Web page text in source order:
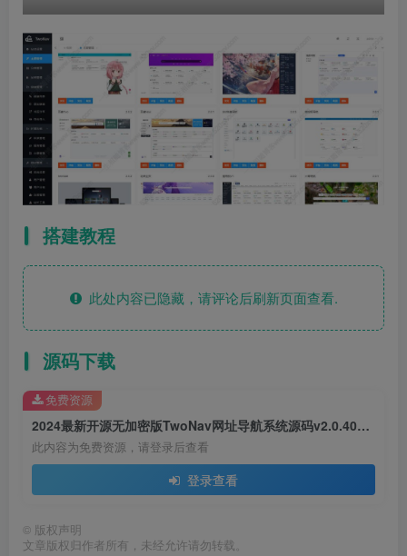
搭建教程
此处内容已隐藏，请评论后刷新页面查看.
源码下载
2024最新开源无加密版TwoNav网址导航系统源码v2.0.40已去授权 OneNav主题书签管理系统源码内附22套主题模板
此内容为免费资源，请登录后查看
登录查看
免费资源
© 版权声明
文章版权归作者所有，未经允许请勿转载。